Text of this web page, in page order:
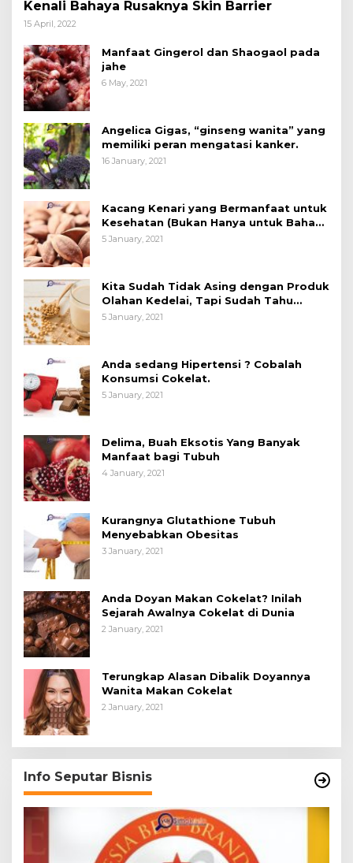
Kenali Bahaya Rusaknya Skin Barrier
15 April, 2022
Manfaat Gingerol dan Shaogaol pada
jahe
6 May, 2021
Angelica Gigas, “ginseng wanita” yang
memiliki peran mengatasi kanker.
16 January, 2021
Kacang Kenari yang Bermanfaat untuk
Kesehatan (Bukan Hanya untuk Bahan
Kue)
5 January, 2021
Kita Sudah Tidak Asing dengan Produk
Olahan Kedelai, Tapi Sudah Tahu
Manfaatnya untuk Kesehatan?
5 January, 2021
Anda sedang Hipertensi ? Cobalah
Konsumsi Cokelat.
5 January, 2021
Delima, Buah Eksotis Yang Banyak
Manfaat bagi Tubuh
4 January, 2021
Kurangnya Glutathione Tubuh
Menyebabkan Obesitas
3 January, 2021
Anda Doyan Makan Cokelat? Inilah
Sejarah Awalnya Cokelat di Dunia
2 January, 2021
Terungkap Alasan Dibalik Doyannya
Wanita Makan Cokelat
2 January, 2021
Info Seputar Bisnis